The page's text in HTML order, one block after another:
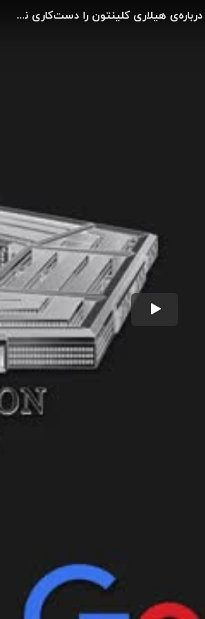
گوگل نتایج جستجو درباره‌ی هیلاری کلینتون را دست‌کاری نمی‌کند!